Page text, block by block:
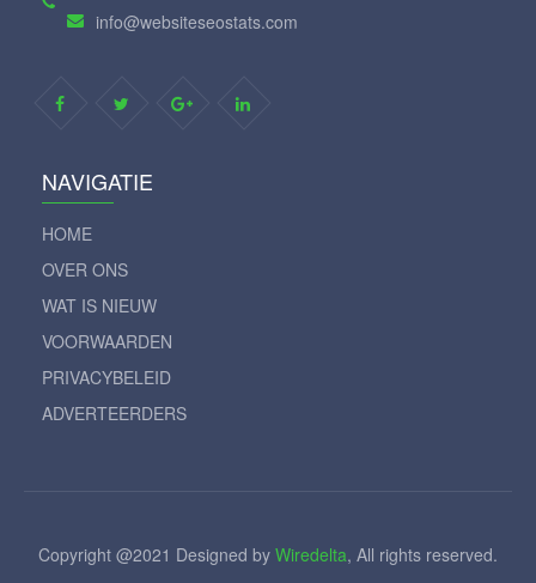
info@websiteseostats.com
NAVIGATIE
HOME
OVER ONS
WAT IS NIEUW
VOORWAARDEN
PRIVACYBELEID
ADVERTEERDERS
Copyright @2021 Designed by Wiredelta, All rights reserved.